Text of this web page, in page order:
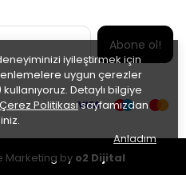
iyileştirmek için
uygun çerezler
Detaylı bilgiye
Politikasısayfamızdan
Anladım
Abone ol!
Marketing by o2 Dijital